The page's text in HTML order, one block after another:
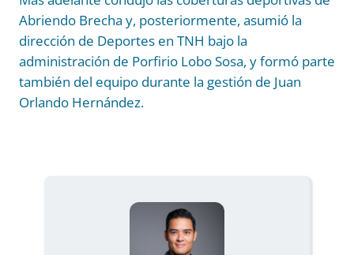
Abriendo Brecha y, posteriormente, asumió la
dirección de Deportes en TNH bajo la
administración de Porfirio Lobo Sosa, y formó parte
también del equipo durante la gestión de Juan
Orlando Hernández.